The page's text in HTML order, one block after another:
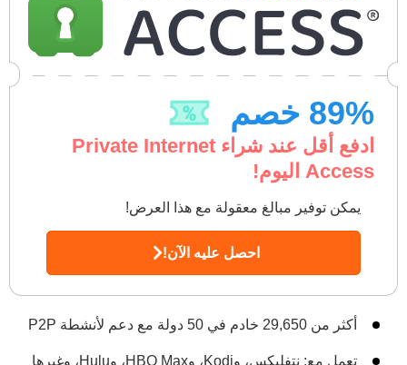
89% خصم
ادفع أقل عند شراء Private Internet
Access اليوم!
يمكن توفير مبالغ معقولة مع هذا العرض!
احصل عليه الآن!
أكثر من 29,650 خادم في 50 دولة مع دعم لأنشطة P2P
تعمل مع: نتفليكس، وKodi، وHBO Max، وHulu، وغيرها